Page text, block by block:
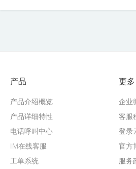
产品
产品介绍概览
产品详细特性
电话呼叫中心
IM在线客服
工单系统
更多
企业
客服
登录
官方
服务